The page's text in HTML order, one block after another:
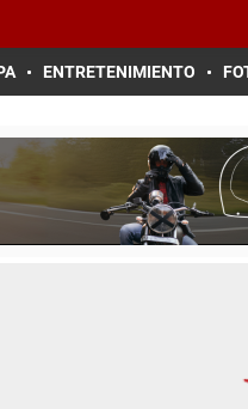
ENTRETENIMIENTO